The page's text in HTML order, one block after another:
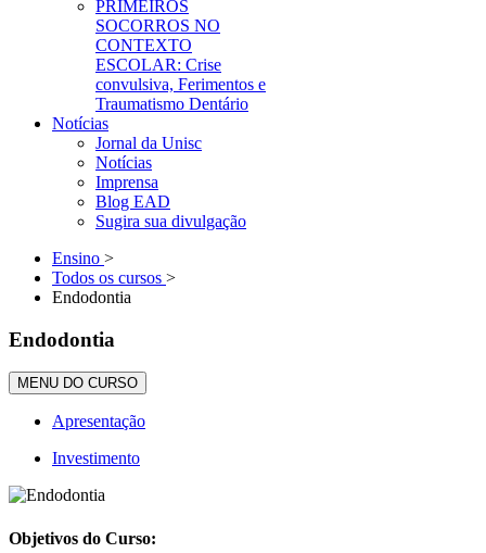
PRIMEIROS
SOCORROS NO
CONTEXTO
ESCOLAR: Crise
convulsiva, Ferimentos e
Traumatismo Dentário
Notícias
Jornal da Unisc
Notícias
Imprensa
Blog EAD
Sugira sua divulgação
Ensino >
Todos os cursos >
Endodontia
Endodontia
MENU DO CURSO
Apresentação
Investimento
Objetivos do Curso: